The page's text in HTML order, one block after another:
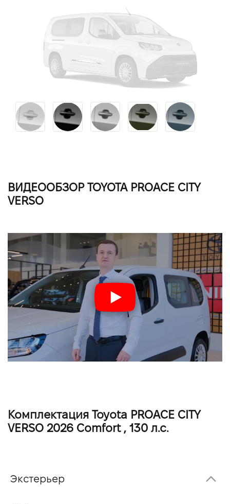
ВИДЕООБЗОР TOYOTA PROACE CITY
VERSO
Комплектация Toyota PROACE CITY
VERSO 2026 Comfort , 130 л.с.
Экстерьер